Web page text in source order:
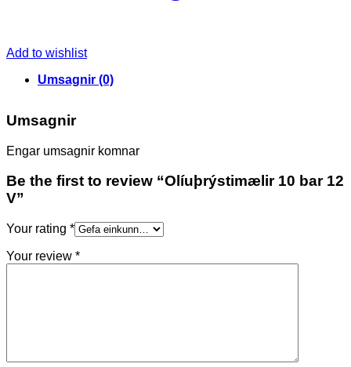
Add to wishlist
Umsagnir (0)
Umsagnir
Engar umsagnir komnar
Be the first to review “Olíuþrýstimælir 10 bar 12
V”
Your rating *
Your review *